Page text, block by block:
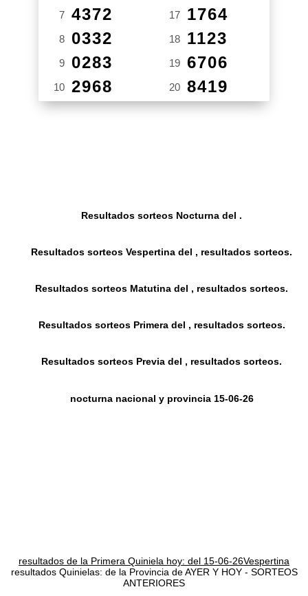
7 4372
8 0332
9 0283
10 2968
17 1764
18 1123
19 6706
20 8419
Resultados sorteos Nocturna del .
Resultados sorteos Vespertina del , resultados sorteos.
Resultados sorteos Matutina del , resultados sorteos.
Resultados sorteos Primera del , resultados sorteos.
Resultados sorteos Previa del , resultados sorteos.
nocturna nacional y provincia 15-06-26
resultados de la Primera Quiniela hoy: del 15-06-26Vespertina
resultados Quinielas: de la Provincia de AYER Y HOY - SORTEOS
ANTERIORES